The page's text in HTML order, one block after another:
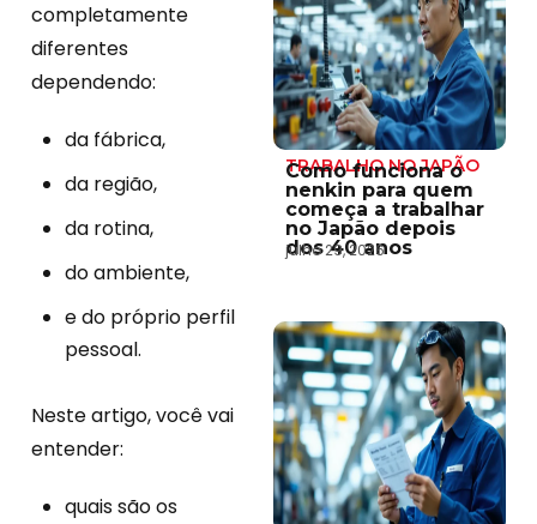
completamente
diferentes
dependendo:
da fábrica,
da região,
da rotina,
do ambiente,
e do próprio perfil
pessoal.
Neste artigo, você vai
entender:
quais são os
TRABALHO NO JAPÃO
Como funciona o
nenkin para quem
começa a trabalhar
no Japão depois
dos 40 anos
julho 29, 2026